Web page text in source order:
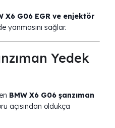
EGR ve enjektör
yanmasını sağlar.
BMW X6 G06 şanzıman
açısından oldukça